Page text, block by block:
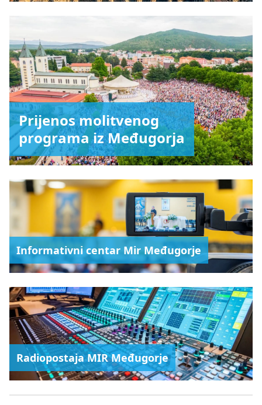
Prijenos molitvenog
programa iz Međugorja
Informativni centar Mir Međugorje
Radiopostaja MIR Međugorje